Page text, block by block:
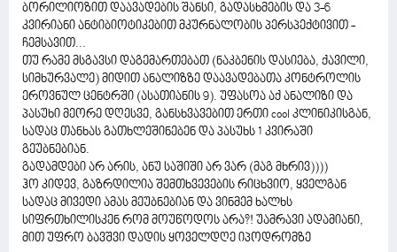
ბორილიოზით დაავადების შანსი, გადასხმების და 3-6
კვირიანი ანტიბიოტიკებით მკურნალობის პერსპექტივით -
ჩემსავით...
თუ რამე მსგავსი დაგემართებათ (ნაკბენის დასიება, ქავილი,
სიმხურვალე) მიდით ანალიზზე დაავადებათა კონტროლის
ეროვნულ ცენტრში (ასათიანის 9). უფასოა აქ ანალიზი და
პასუხი მეორე დღესვე, განსხვავებით ერთი cool კლინიკისგან,
სადაც თანხას გათხლეშინებენ და პასუხს 1 კვირაში
გეუბნებიან.
გადამდები არ არის, ანუ საშიში არ ვარ (მაგ მხრივ))))
ჰო კიდევ, გაზრდილია შემთხვევების რიცხვიო, ყველგან
სადაც მივედი ამას მეუბნებიან და ვინმემ ხალხს
სიფრთხილისკენ რომ მოუწოდოს არა?! უამრავი ადამიანი,
მით უფრო ბავშვი დადის ყოველდღე იპოდრომზე